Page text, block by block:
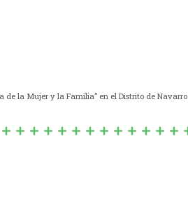
de la Mujer y la Familia” en el Distrito de Navarro.